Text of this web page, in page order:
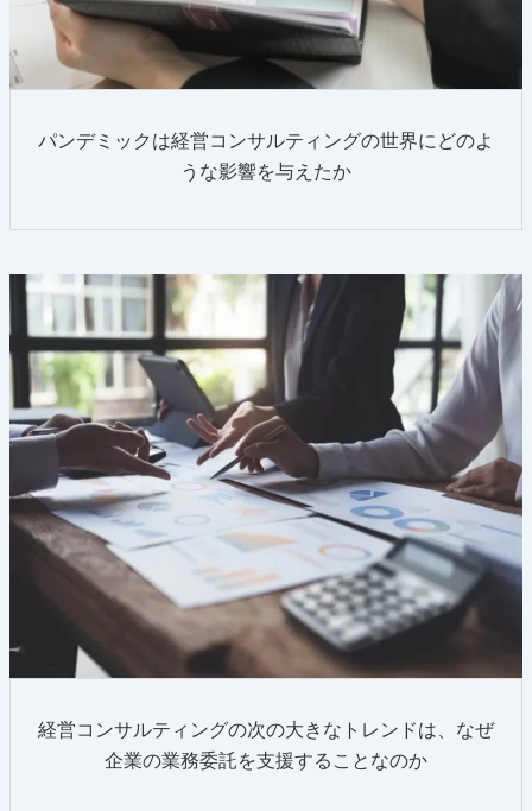
パンデミックは経営コンサルティングの世界にどのよ
うな影響を与えたか
経営コンサルティングの次の大きなトレンドは、なぜ
企業の業務委託を支援することなのか